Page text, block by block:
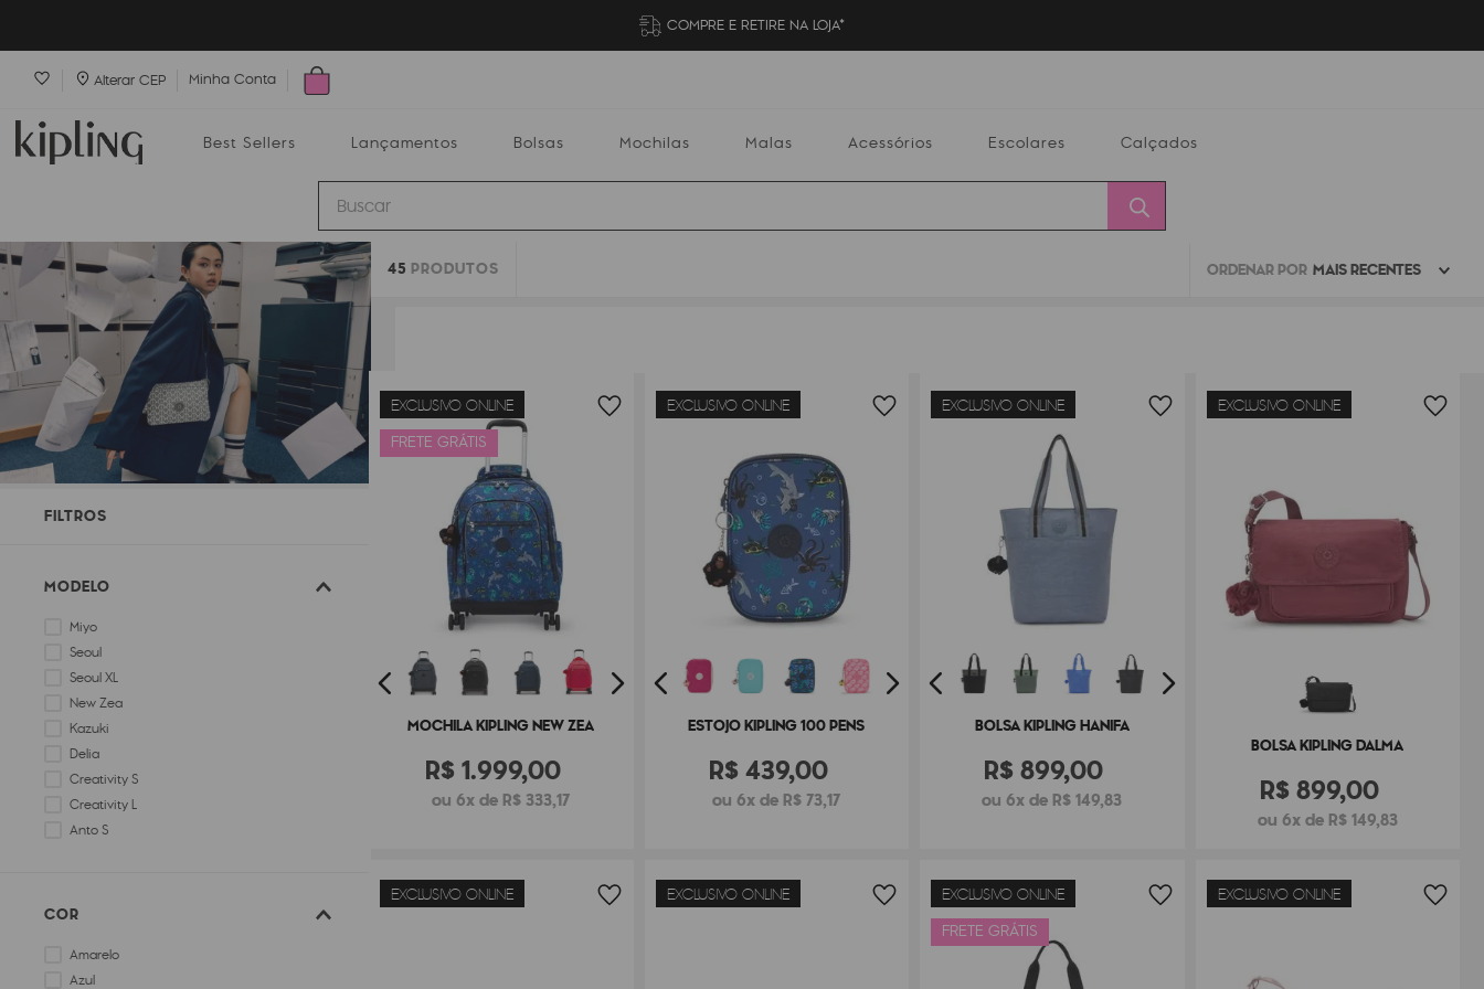
COMPRE E RETIRE NA LOJA*
Alterar CEP Minha Conta
Best Sellers Lançamentos Bolsas Mochilas Malas Acessórios Escolares Calçados
Buscar
Best Sellers Lançamentos Bolsas
Alterar
Minha
FILTROS
MODELO
Miyo
Seoul
Seoul XL
New Zea
Kazuki
Delia
Creativity S
Creativity L
Anto S
COR
Amarelo
Azul
45 PRODUTOS ORDENAR POR MAIS RECENTES
EXCLUSIVO ONLINE
FRETE GRÁTIS
MOCHILA KIPLING NEW ZEA
R$1.999,00
ou 6x de R$ 333,17
EXCLUSIVO ONLINE
ESTOJO KIPLING 100 PENS
R$439,00
ou 6x de R$ 73,17
EXCLUSIVO ONLINE
BOLSA KIPLING HANIFA
R$ 899,00
ou 6x de R$ 149,83
EXCLUSIVO ONLINE
BOLSA KIPLING DALMA
R$899,00
ou 6x de R$ 149,83
EXCLUSIVO ONLINE EXCLUSIVO ONLINE EXCLUSIVO ONLINE
FRETE GRÁTIS
EXCLUSIVO ONLINE